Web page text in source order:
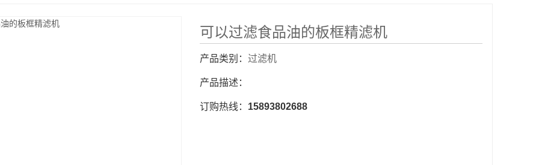
可以过滤食品油的板框精滤机
产品类别： 过滤机
产品描述：
订购热线： 15893802688